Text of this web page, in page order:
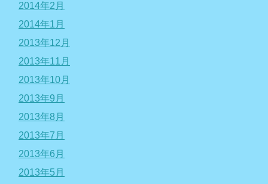
2014年2月
2014年1月
2013年12月
2013年11月
2013年10月
2013年9月
2013年8月
2013年7月
2013年6月
2013年5月